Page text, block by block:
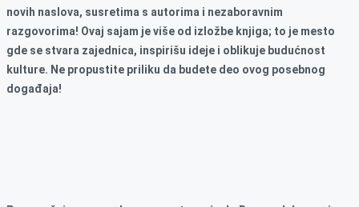
novih naslova, susretima s autorima i nezaboravnim
razgovorima! Ovaj sajam je više od izložbe knjiga; to je mesto
gde se stvara zajednica, inspirišu ideje i oblikuje budućnost
kulture. Ne propustite priliku da budete deo ovog posebnog
događaja!